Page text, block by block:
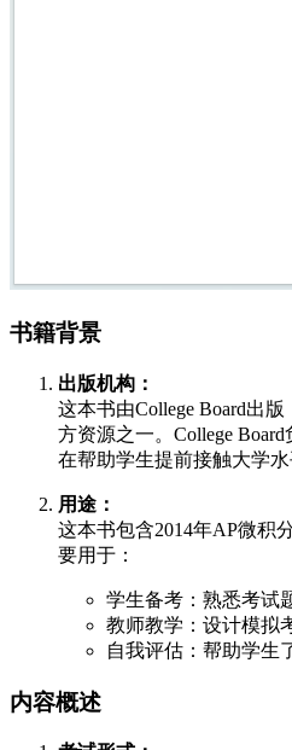
书籍背景
出版机构：
这本书由College Board出
方资源之一。College
在帮助学生提前接触大学
用途：
这本书包含2014年AP微积
要用于：
学生备考：熟悉考试
教师教学：设计模拟
自我评估：帮助学生
内容概述